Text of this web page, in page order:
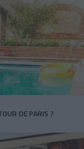
DE PARIS ?